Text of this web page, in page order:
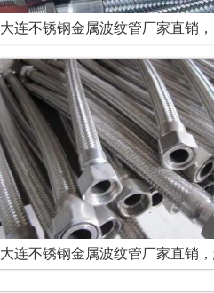
大连不锈钢金属波纹管厂家直销
大连不锈钢金属波纹管厂家直销